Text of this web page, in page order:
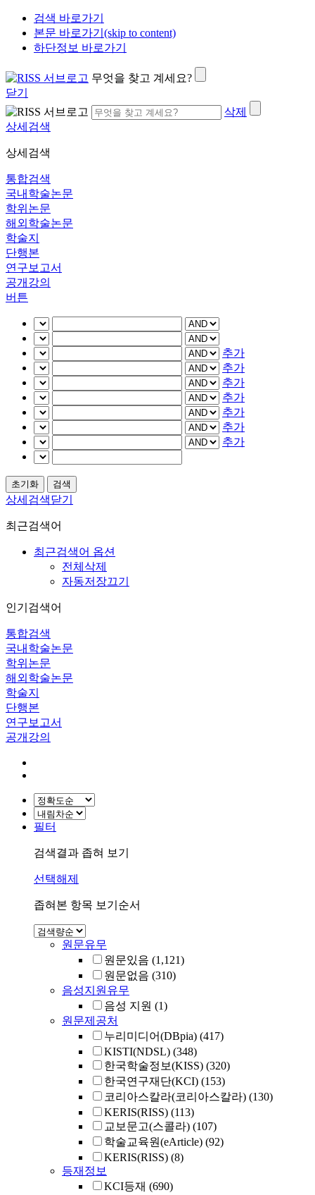
검색 바로가기
본문 바로가기(skip to content)
하단정보 바로가기
무엇을 찾고 계세요?
닫기
삭제
상세검색
상세검색
통합검색
국내학술논문
학위논문
해외학술논문
학술지
단행본
연구보고서
공개강의
버튼
추가
추가
추가
추가
추가
추가
추가
상세검색닫기
최근검색어
최근검색어 옵션
전체삭제
자동저장끄기
인기검색어
통합검색
국내학술논문
학위논문
해외학술논문
학술지
단행본
연구보고서
공개강의
필터
검색결과 좁혀 보기
선택해제
좁혀본 항목 보기순서
원문유무
원문있음 (1,121)
원문없음 (310)
음성지원유무
음성 지원 (1)
원문제공처
누리미디어(DBpia) (417)
KISTI(NDSL) (348)
한국학술정보(KISS) (320)
한국연구재단(KCI) (153)
코리아스칼라(코리아스칼라) (130)
KERIS(RISS) (113)
교보문고(스콜라) (107)
학술교육원(eArticle) (92)
KERIS(RISS) (8)
등재정보
KCI등재 (690)